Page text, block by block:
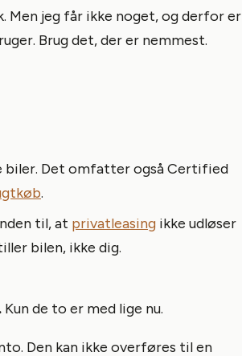
Men jeg får ikke noget, og derfor er
Brug det, der er nemmest.
biler. Det omfatter også Certified
.
til, at privatleasing ikke udløser
bilen, ikke dig.
Kun de to er med lige nu.
Den kan ikke overføres til en